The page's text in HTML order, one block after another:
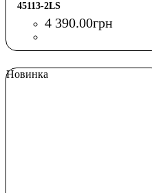
45113-2LS
4 390.00грн
Новинка